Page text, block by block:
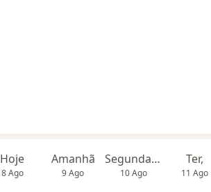
Hoje
8 Ago
Amanhã
9 Ago
Segunda-feira
10 Ago
Ter,
11 Ago